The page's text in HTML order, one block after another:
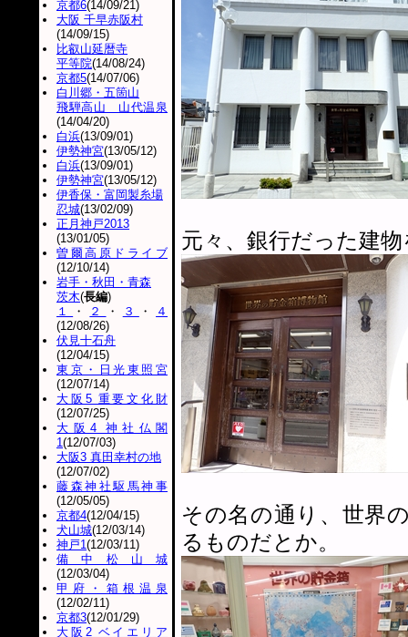
元々、銀行だった建
その名の通り、世界
るものだとか。
京都6(14/09/21)
大阪 千早赤阪村
(14/09/15)
比叡山延暦寺
平等院(14/08/24)
京都5(14/07/06)
白川郷・五箇山
飛騨高山 山代温泉
(14/04/20)
白浜(13/09/01)
伊勢神宮(13/05/12)
白浜(13/09/01)
伊勢神宮(13/05/12)
伊香保・富岡製糸場
忍城(13/02/09)
正月神戸2013
(13/01/05)
曽爾高原ドライブ
(12/10/14)
岩手・秋田・青森
茨木(長編)
１
・ ２ ・ ３ ・
４
(12/08/26)
伏見十石舟
(12/04/15)
東京・日光東照宮
(12/07/14)
大阪5 重要文化財
(12/07/25)
大阪4 神社仏閣
1(12/07/03)
大阪3 真田幸村の地
(12/07/02)
藤森神社駆馬神事
(12/05/05)
京都4(12/04/15)
犬山城(12/03/14)
神戸1(12/03/11)
備中松山城
(12/03/04)
甲府・箱根温泉
(12/02/11)
京都3(12/01/29)
大阪2 ベイエリア